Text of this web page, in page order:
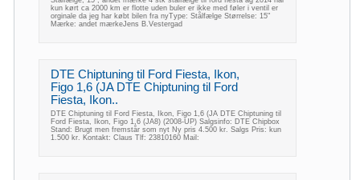
kun kørt ca 2000 km er flotte uden buler er ikke med føler i ventil er
orginale da jeg har købt bilen fra nyType: Stålfælge Størrelse: 15"
Mærke: andet mærkeJens B.Vestergad
DTE Chiptuning til Ford Fiesta, Ikon,
Figo 1,6 (JA DTE Chiptuning til Ford
Fiesta, Ikon..
DTE Chiptuning til Ford Fiesta, Ikon, Figo 1,6 (JA DTE Chiptuning til
Ford Fiesta, Ikon, Figo 1,6 (JA8) (2008-UP) Salgsinfo: DTE Chipbox
Stand: Brugt men fremstår som nyt Ny pris 4.500 kr. Salgs Pris: kun
1.500 kr. Kontakt: Claus Tlf: 23810160 Mail: